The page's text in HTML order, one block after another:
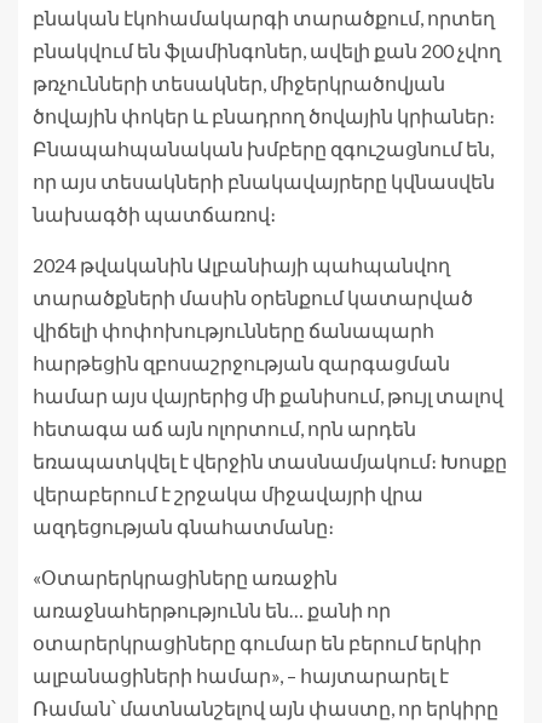
բնական էկոհամակարգի տարածքում, որտեղ
բնակվում են ֆլամինգոներ, ավելի քան 200 չվող
թռչունների տեսակներ, միջերկրածովյան
ծովային փոկեր և բնադրող ծովային կրիաներ։
Բնապահպանական խմբերը զգուշացնում են,
որ այս տեսակների բնակավայրերը կվնասվեն
նախագծի պատճառով։
2024 թվականին Ալբանիայի պահպանվող
տարածքների մասին օրենքում կատարված
վիճելի փոփոխությունները ճանապարհ
հարթեցին զբոսաշրջության զարգացման
համար այս վայրերից մի քանիսում, թույլ տալով
հետագա աճ այն ոլորտում, որն արդեն
եռապատկվել է վերջին տասնամյակում։ Խոսքը
վերաբերում է շրջակա միջավայրի վրա
ազդեցության գնահատմանը։
«Օտարերկրացիները առաջին
առաջնահերթությունն են… քանի որ
օտարերկրացիները գումար են բերում երկիր
ալբանացիների համար», – հայտարարել է
Ռաման՝ մատնանշելով այն փաստը, որ երկիրը